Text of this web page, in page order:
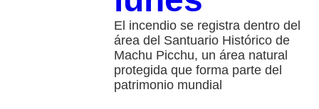
El incendio se registra dentro del
área del Santuario Histórico de
Machu Picchu, un área natural
protegida que forma parte del
patrimonio mundial